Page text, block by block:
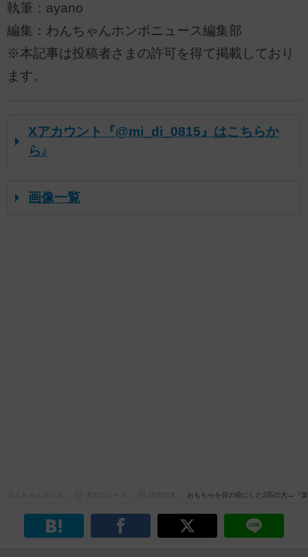
執筆：ayano
編集：わんちゃんホンポニュース編集部
※本記事は投稿者さまの許可を得て掲載しており
ます。
Xアカウント『@mi_di_0815』はこちらか
ら♪
画像一覧
おもちゃを目の前にした2匹の犬→『